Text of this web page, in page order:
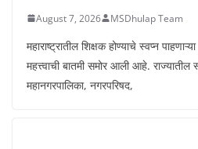
August 7, 2026 MSDhulap Team
महाराष्ट्रातील शिक्षक होण्याचे स्वप्न
महत्त्वाची बातमी समोर आली आहे.
महानगरपालिका, नगरपरिषद,